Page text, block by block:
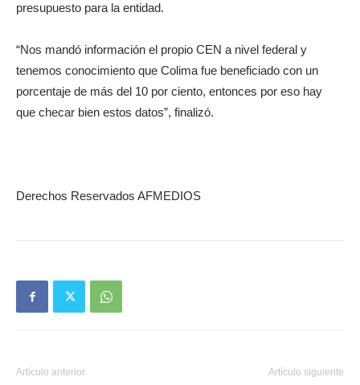
presupuesto para la entidad.
“Nos mandó información el propio CEN a nivel federal y
tenemos conocimiento que Colima fue beneficiado con un
porcentaje de más del 10 por ciento, entonces por eso hay
que checar bien estos datos”, finalizó.
Derechos Reservados AFMEDIOS
Artículo anterior Artículo siguiente